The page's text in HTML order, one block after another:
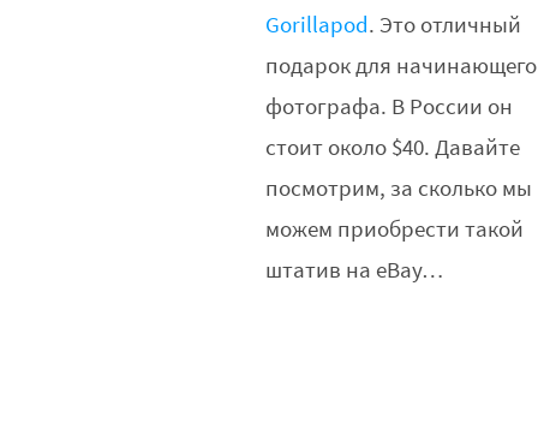
Gorillapod. Это отличный
подарок для начинающего
фотографа. В России он
стоит около $40. Давайте
посмотрим, за сколько мы
можем приобрести такой
штатив на eBay…